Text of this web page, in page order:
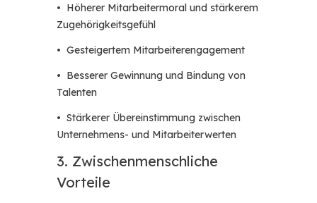
• Höherer Mitarbeitermoral und stärkerem
Zugehörigkeitsgefühl
• Gesteigertem Mitarbeiterengagement
• Besserer Gewinnung und Bindung von
Talenten
• Stärkerer Übereinstimmung zwischen
Unternehmens- und Mitarbeiterwerten
3. Zwischenmenschliche
Vorteile